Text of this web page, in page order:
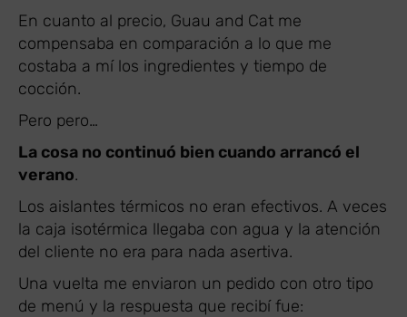
En cuanto al precio, Guau and Cat me
compensaba en comparación a lo que me
costaba a mí los ingredientes y tiempo de
cocción.
Pero pero…
La cosa no continuó bien cuando arrancó el
verano.
Los aislantes térmicos no eran efectivos. A veces
la caja isotérmica llegaba con agua y la atención
del cliente no era para nada asertiva.
Una vuelta me enviaron un pedido con otro tipo
de menú y la respuesta que recibí fue: